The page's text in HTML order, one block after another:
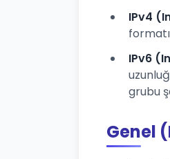
IPv4
IPv6
grubu
Genel